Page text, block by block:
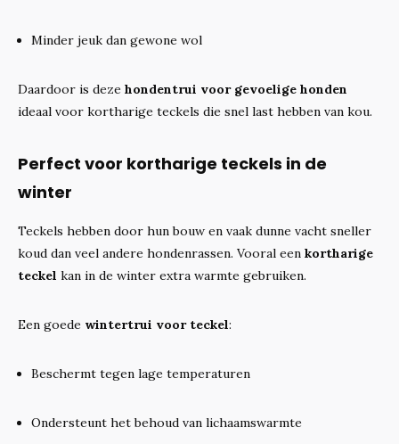
Minder jeuk dan gewone wol
Daardoor is deze hondentrui voor gevoelige honden
ideaal voor kortharige teckels die snel last hebben van kou.
Perfect voor kortharige teckels in de
winter
Teckels hebben door hun bouw en vaak dunne vacht sneller
koud dan veel andere hondenrassen. Vooral een kortharige
teckel kan in de winter extra warmte gebruiken.
Een goede wintertrui voor teckel:
Beschermt tegen lage temperaturen
Ondersteunt het behoud van lichaamswarmte